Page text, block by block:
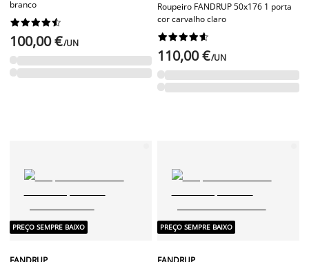
branco






100,00 €/UN
Roupeiro FANDRUP 50x176 1 porta
cor carvalho claro






110,00 €/UN
PREÇO SEMPRE BAIXO PREÇO SEMPRE BAIXO